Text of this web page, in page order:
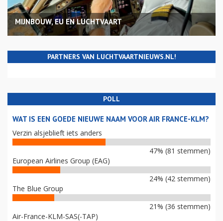
MIJNBOUW, EU EN LUCHTVAART
PARTNERS VAN LUCHTVAARTNIEUWS.NL!
POLL
WAT IS EEN GOEDE NIEUWE NAAM VOOR AIR FRANCE-KLM?
Verzin alsjeblieft iets anders
47% (81 stemmen)
European Airlines Group (EAG)
24% (42 stemmen)
The Blue Group
21% (36 stemmen)
Air-France-KLM-SAS(-TAP)